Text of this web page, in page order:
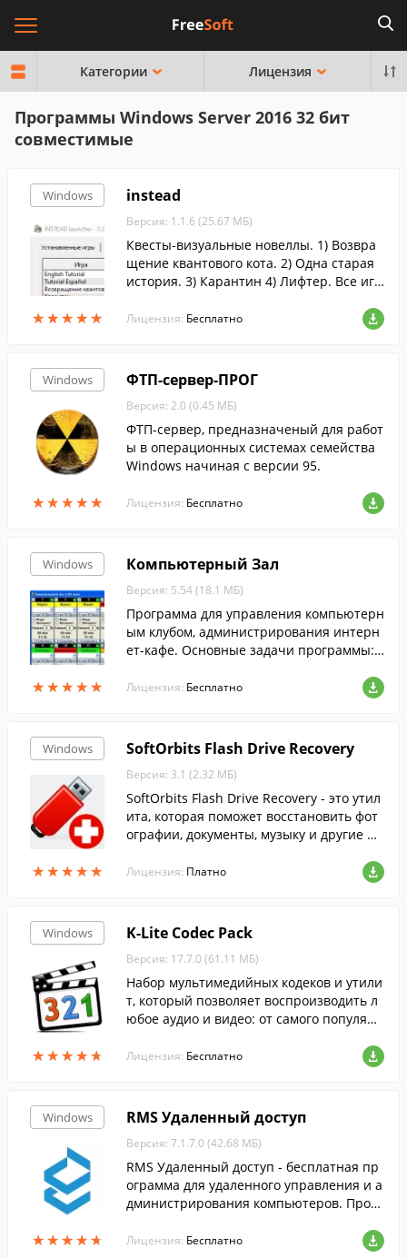
Категории Лицензия
Программы Windows Server 2016 32 бит
совместимые
Windows
★★★★★
★★★★★
instead
Версия: 1.1.6 (25.67 МБ)
Квесты-визуальные новеллы. 1) Возвра
щение квантового кота. 2) Одна старая
история. 3) Карантин 4) Лифтер. Все игр
тавляется с движком и документацией п
Лицензия: Бесплатно
Windows
★★★★★
★★★★★
ФТП-сервер-ПРОГ
Версия: 2.0 (0.45 МБ)
ФТП-сервер, предназначеный для работ
ы в операционных системах семейства
Windows начиная с версии 95.
Лицензия: Бесплатно
Windows
★★★★★
★★★★★
Компьютерный Зал
Версия: 5.54 (18.1 МБ)
Программа для управления компьютерн
ым клубом, администрирования интерн
ет-кафе. Основные задачи программы: к
трафика, контроль печати, и т.д.
Лицензия: Бесплатно
Windows
★★★★★
★★★★★
SoftOrbits Flash Drive Recovery
Версия: 3.1 (2.32 МБ)
SoftOrbits Flash Drive Recovery - это утил
ита, которая поможет восстановить фот
ографии, документы, музыку и другие фа
Лицензия: Платно
Windows
★★★★★
★★★★★
K-Lite Codec Pack
Версия: 17.7.0 (61.11 МБ)
Набор мультимедийных кодеков и утили
т, который позволяет воспроизводить л
юбое аудио и видео: от самого популярн
Лицензия: Бесплатно
Windows
★★★★★
★★★★★
RMS Удаленный доступ
Версия: 7.1.7.0 (42.68 МБ)
RMS Удаленный доступ - бесплатная пр
ограмма для удаленного управления и а
дминистрирования компьютеров. Проду
"Aero". Доступно управление удаленны
Лицензия: Бесплатно